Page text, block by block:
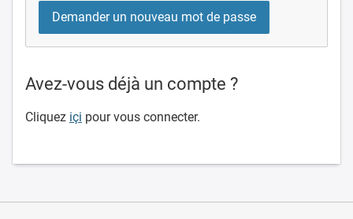
Avez-vous déjà un compte ?
Cliquez içi pour vous connecter.